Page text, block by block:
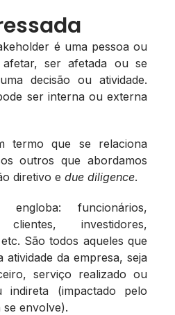
é uma pessoa ou
ser afetada ou se
decisão ou atividade.
ser interna ou externa
termo que se relaciona
outros que abordamos
diretivo e due diligence.
funcionários,
investidores,
São todos aqueles que
da empresa, seja
serviço realizado ou
(impactado pelo
se envolve).